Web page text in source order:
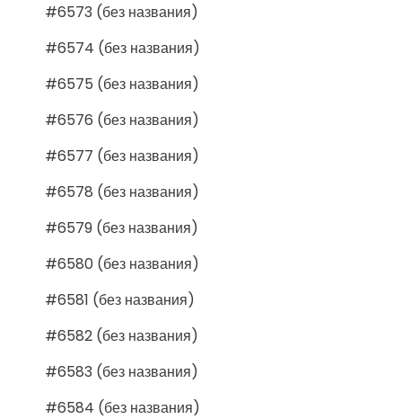
#6573 (без названия)
#6574 (без названия)
#6575 (без названия)
#6576 (без названия)
#6577 (без названия)
#6578 (без названия)
#6579 (без названия)
#6580 (без названия)
#6581 (без названия)
#6582 (без названия)
#6583 (без названия)
#6584 (без названия)